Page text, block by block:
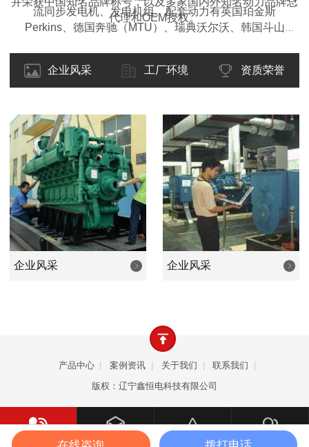
代理和OEM授权。
流同步发电机、发电机组。配套动力有英国珀金斯
Perkins、德国奔驰（MTU）、瑞典沃尔沃、韩国斗山
车型、静音箱型、集装箱型、自动化型、全自动远程监控
型、多机自动并机并网调频调载型等各种型式的柴油发电机
用于工矿、企业、学校、医院、交通、酒店、房产、野外作
业等等行业的照明和设备动力之用。产品畅销全国，远销韩
国、朝鲜、欧美、东南亚、中东、非洲等众多国家和地区。
公司以优良的品质、卓越的价值、周到的服务，致力成
为发电机行业新时代优秀的品牌，是您值得依赖的合作伙
伴。
企业风采 工厂环境 资质荣誉
企业风采 企业风采
产品中心 案例资讯 关于我们 联系我们
版权：辽宁鑫恒电科技有限公司